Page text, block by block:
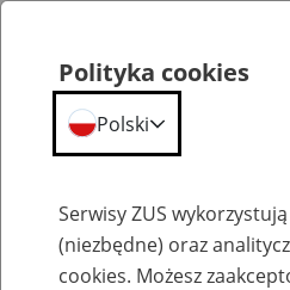
Umowa z Turcją o zabezpieczeniu społecznym
Polityka cookies
Polski
Serwisy ZUS
(niezbędne) oraz
cookies. Możesz